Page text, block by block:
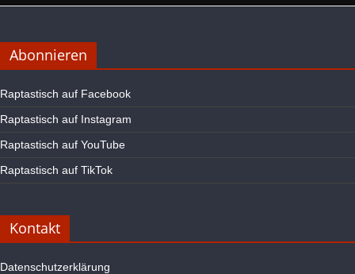
Abonnieren
Raptastisch auf Facebook
Raptastisch auf Instagram
Raptastisch auf YouTube
Raptastisch auf TikTok
Kontakt
Datenschutzerklärung